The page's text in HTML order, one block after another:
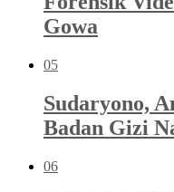
Gowa
05
Sudaryono,
Badan Gizi
06